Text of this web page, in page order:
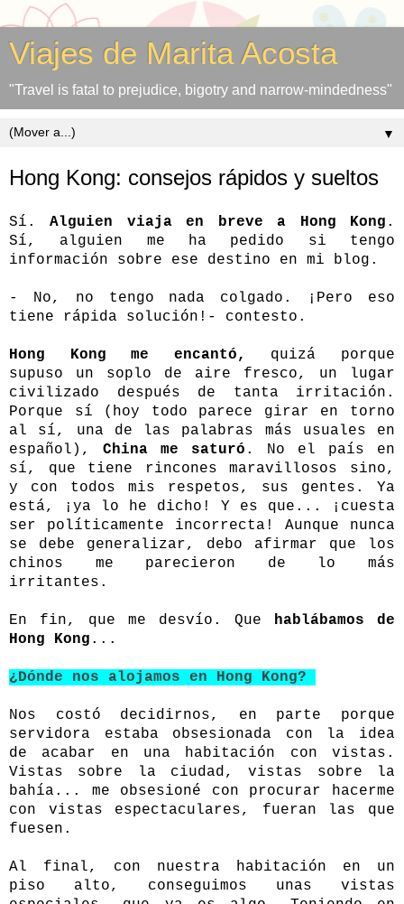
Viajes de Marita Acosta
"Travel is fatal to prejudice, bigotry and narrow-mindedness"
▼
Hong Kong: consejos rápidos y sueltos
Sí.Alguien viaja en breve a Hong Kong .
Sí, alguien me ha pedido si tengo
información sobre ese destino en mi blog.
- No, no tengo nada colgado. ¡Pero eso
tiene rápida solución!- contesto.
Hong Kong me encantó, quizá porque
supuso un soplo de aire fresco, un lugar
civilizado después de tanta irritación.
Porque sí (hoy todo parece girar en torno
al sí, una de las palabras más usuales en
español), China me saturó . No el país en
sí, que tiene rincones maravillosos sino,
y con todos mis respetos, sus gentes. Ya
está, ¡ya lo he dicho! Y es que... ¡cuesta
ser políticamente incorrecta! Aunque nunca
se debe generalizar, debo afirmar que los
chinos me parecieron de lo más
irritantes.
En fin, que me desvío. Que hablábamos de
Hong Kong ...
¿Dónde nos alojamos en Hong Kong?
Nos costó decidirnos, en parte porque
servidora estaba obsesionada con la idea
de acabar en una habitación con vistas.
Vistas sobre la ciudad, vistas sobre la
bahía... me obsesioné con procurar hacerme
con vistas espectaculares, fueran las que
fuesen.
Al final, con nuestra habitación en un
piso alto, conseguimos unas vistas